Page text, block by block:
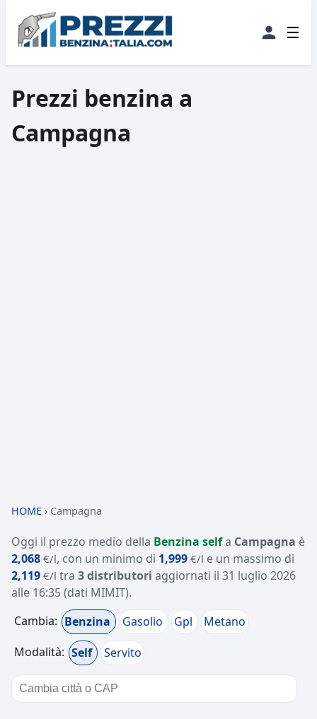
☰
Prezzi benzina a
Campagna
HOME › Campagna
Oggi il prezzo medio della Benzina selfa Campagna è
2,068 €/l, con un minimo di 1,999 €/l e un massimo di
2,119 €/l tra 3 distributori aggiornati il 31 luglio 2026
alle 16:35(dati MIMIT).
Cambia: Benzina Gasolio Gpl
Metano
Modalità: Self Servito